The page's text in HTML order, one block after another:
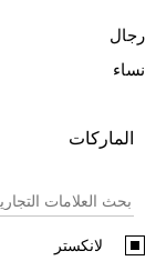
رجال
نساء
الماركات
لانكستر